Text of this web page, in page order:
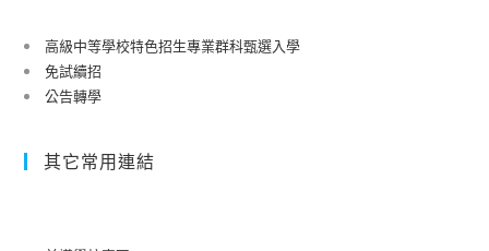
高級中等學校特色招生專業群科甄選入學
免試續招
公告轉學
其它常用連結